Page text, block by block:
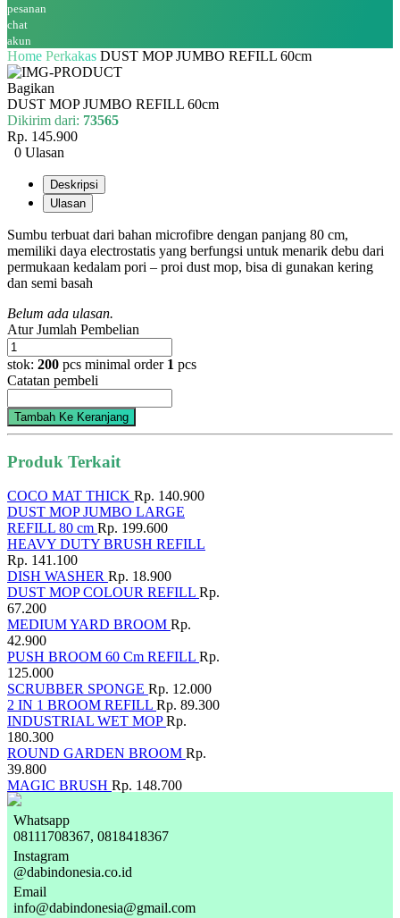
pesanan
chat
akun
Home Perkakas DUST MOP JUMBO REFILL 60cm
Bagikan
DUST MOP JUMBO REFILL 60cm
Dikirim dari: 73565
Rp. 145.900
0 Ulasan
Deskripsi
Ulasan
Sumbu terbuat dari bahan microfibre dengan panjang 80 cm,
memiliki daya electrostatis yang berfungsi untuk menarik debu dari
permukaan kedalam pori – proi dust mop, bisa di gunakan kering
dan semi basah
Belum ada ulasan.
Atur Jumlah Pembelian
stok: 200 pcs minimal order 1 pcs
Catatan pembeli
Tambah Ke Keranjang
Produk Terkait
COCO MAT THICK Rp. 140.900
DUST MOP JUMBO LARGE
REFILL 80 cm Rp. 199.600
HEAVY DUTY BRUSH REFILL
Rp. 141.100
DISH WASHER Rp. 18.900
DUST MOP COLOUR REFILL Rp.
67.200
MEDIUM YARD BROOM Rp.
42.900
PUSH BROOM 60 Cm REFILL Rp.
125.000
SCRUBBER SPONGE Rp. 12.000
2 IN 1 BROOM REFILL Rp. 89.300
INDUSTRIAL WET MOPRp.
180.300
ROUND GARDEN BROOM Rp.
39.800
MAGIC BRUSH Rp. 148.700
Whatsapp
08111708367, 0818418367
Instagram
@dabindonesia.co.id
Email
info@dabindonesia@gmail.com